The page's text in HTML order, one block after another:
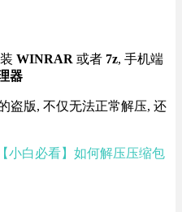
WINRAR 或者 7z, 手机端
器
盗版, 不仅无法正常解压, 还
小白必看】如何解压压缩包